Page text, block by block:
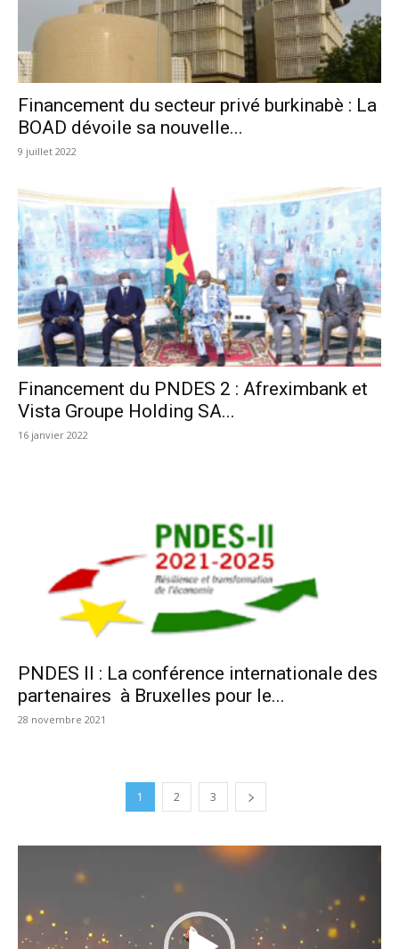
Financement du secteur privé burkinabè : La
BOAD dévoile sa nouvelle...
9 juillet 2022
Financement du PNDES 2 : Afreximbank et
Vista Groupe Holding SA...
16 janvier 2022
PNDES II : La conférence internationale des
partenaires à Bruxelles pour le...
28 novembre 2021
1 2 3